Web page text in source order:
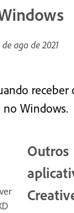
de ago de 2021
receber
no Windows.
Outros